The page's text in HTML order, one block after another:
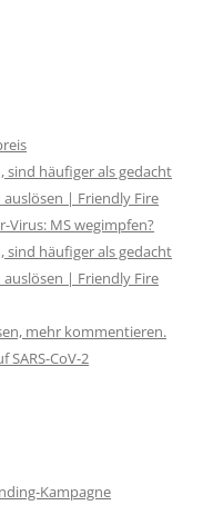
sind häufiger als gedacht
| Friendly Fire
Virus: MS wegimpfen?
sind häufiger als gedacht
| Friendly Fire
mehr kommentieren.
CoV-2
Kampagne